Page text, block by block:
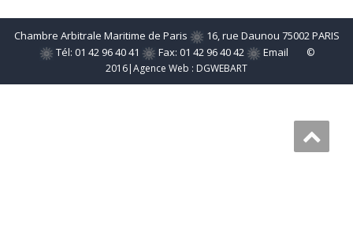
Chambre Arbitrale Maritime de Paris
16, rue Daunou 75002 PARIS
Tél: 01 42 96 40 41
Fax: 01 42 96 40 42 Email
©
2016|Agence Web : DGWEBART